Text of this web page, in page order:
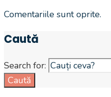
Comentariile sunt oprite.
Caută
Search for:
Caută